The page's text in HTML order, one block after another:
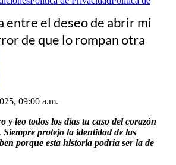
entre el deseo de abrir mi
de que lo rompan otra
09:00 a.m.
y leo todos los días tu caso del corazón
protejo la identidad de las
porque esta historia podría ser la de